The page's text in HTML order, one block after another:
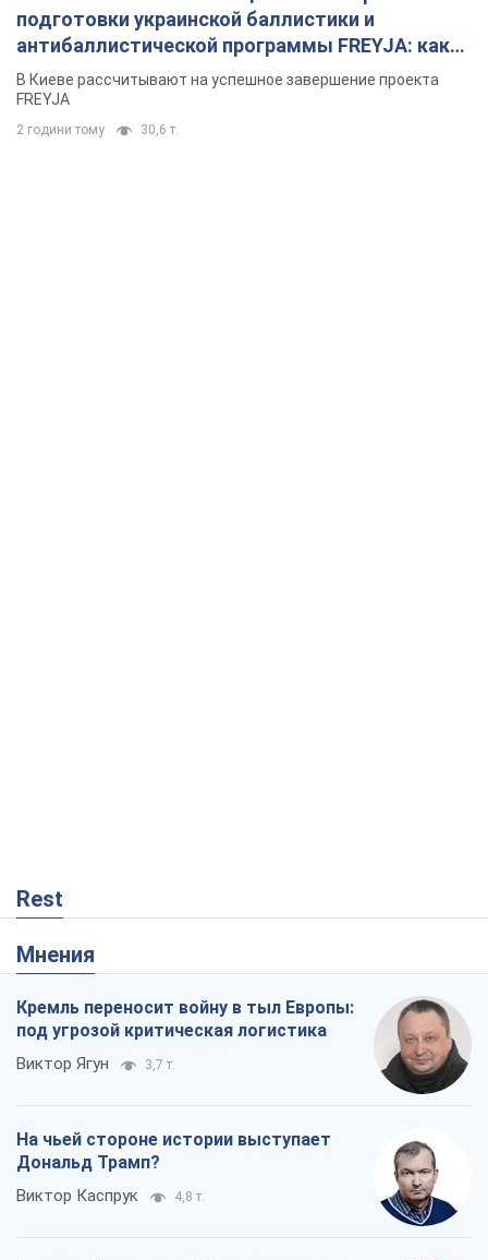
подготовки украинской баллистики и
антибаллистической программы FREYJA: какие
решения готовятся
В Киеве рассчитывают на успешное завершение проекта
FREYJA
2 години тому 30,6 т.
Rest
Мнения
Кремль переносит войну в тыл Европы:
под угрозой критическая логистика
Виктор Ягун 3,7 т.
На чьей стороне истории выступает
Дональд Трамп?
Виктор Каспрук 4,8 т.